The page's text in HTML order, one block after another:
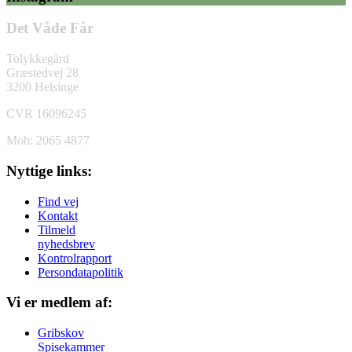
Det Våde Får
Tolykkegård
Græstedvej 28
3200 Helsinge
CVR 16096245
Mob: 2065 4877
Nyttige links:
Find vej
Kontakt
Tilmeld
nyhedsbrev
Kontrolrapport
Persondatapolitik
Vi er medlem af:
Gribskov
Spisekammer